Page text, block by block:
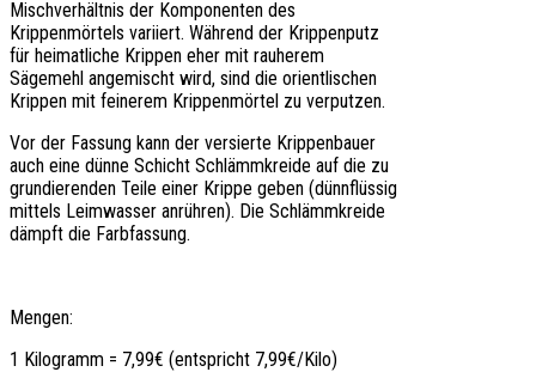
Mischverhältnis der Komponenten des
Krippenmörtels variiert. Während der Krippenputz
für heimatliche Krippen eher mit rauherem
Sägemehl angemischt wird, sind die orientlischen
Krippen mit feinerem Krippenmörtel zu verputzen.
Vor der Fassung kann der versierte Krippenbauer
auch eine dünne Schicht Schlämmkreide auf die zu
grundierenden Teile einer Krippe geben (dünnflüssig
mittels Leimwasser anrühren). Die Schlämmkreide
dämpft die Farbfassung.
Mengen:
1 Kilogramm = 7,99€ (entspricht 7,99€/Kilo)